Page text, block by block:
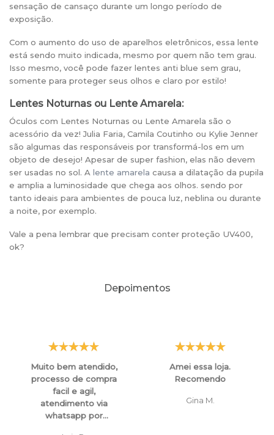
sensação de cansaço durante um longo período de
exposição.
Com o aumento do uso de aparelhos eletrônicos, essa lente
está sendo muito indicada, mesmo por quem não tem grau.
Isso mesmo, você pode fazer lentes anti blue sem grau,
somente para proteger seus olhos e claro por estilo!
Lentes Noturnas ou Lente Amarela:
Óculos com Lentes Noturnas ou Lente Amarela são o
acessório da vez! Julia Faria, Camila Coutinho ou Kylie Jenner
são algumas das responsáveis por transformá-los em um
objeto de desejo! Apesar de super fashion, elas não devem
ser usadas no sol. A lente amarela causa a dilatação da pupila
e amplia a luminosidade que chega aos olhos. sendo por
tanto ideais para ambientes de pouca luz, neblina ou durante
a noite, por exemplo.
Vale a pena lembrar que precisam conter proteção UV400,
ok?
Depoimentos
Muito bem atendido,
processo de compra
facil e agil,
atendimento via
whatsapp por
Amei essa loja.
Recomendo
Gina M.